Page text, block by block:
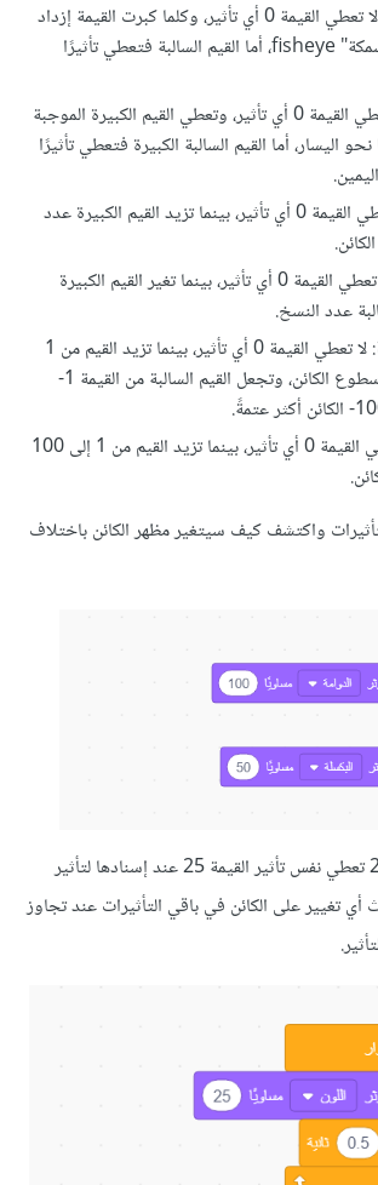
: لا تعطي القيمة 0 أي تأثير، وكلما كبرت القيمة إزداد
تأثير "عين السمكة" fisheye، أما القيم السالبة فتعطي تأثيرًا
: لا تعطي القيمة 0 أي تأثير، وتعطي القيم الكبيرة الموجبة
أما القيم السالبة الكبيرة فتعطي تأثيرًا
: لا تعطي القيمة 0 أي تأثير، بينما تزيد القيم الكبيرة عدد
: لا تعطي القيمة 0 أي تأثير، بينما تغير القيم الكبيرة
: لا تعطي القيمة 0 أي تأثير، بينما تزيد القيم من 1
إلى 100 من سطوع الكائن، وتجعل القيم السالبة من القيمة 1-
: لا تعطي القيمة 0 أي تأثير، بينما تزيد القيم من 1 إلى 100
كيف سيتغير مظهر الكائن باختلاف
ولاحظ أن القيمة 225 تعطي نفس تأثير القيمة 25 عند إسنادها لتأثير
الكائن في باقي التأثيرات عند تجاوز